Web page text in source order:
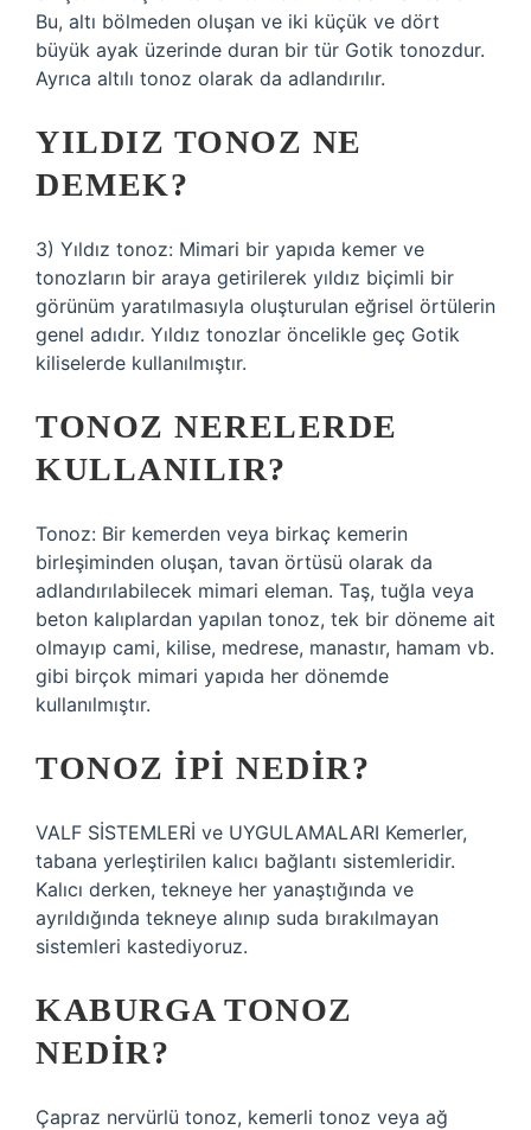
Bu, altı bölmeden oluşan ve iki küçük ve dört
büyük ayak üzerinde duran bir tür Gotik tonozdur.
Ayrıca altılı tonoz olarak da adlandırılır.
YILDIZ TONOZ NE
DEMEK?
3) Yıldız tonoz: Mimari bir yapıda kemer ve
tonozların bir araya getirilerek yıldız biçimli bir
görünüm yaratılmasıyla oluşturulan eğrisel örtülerin
genel adıdır. Yıldız tonozlar öncelikle geç Gotik
kiliselerde kullanılmıştır.
TONOZ NERELERDE
KULLANILIR?
Tonoz: Bir kemerden veya birkaç kemerin
birleşiminden oluşan, tavan örtüsü olarak da
adlandırılabilecek mimari eleman. Taş, tuğla veya
beton kalıplardan yapılan tonoz, tek bir döneme ait
olmayıp cami, kilise, medrese, manastır, hamam vb.
gibi birçok mimari yapıda her dönemde
kullanılmıştır.
TONOZ IPI NEDIR?
VALF SİSTEMLERİ ve UYGULAMALARI Kemerler,
tabana yerleştirilen kalıcı bağlantı sistemleridir.
Kalıcı derken, tekneye her yanaştığında ve
ayrıldığında tekneye alınıp suda bırakılmayan
sistemleri kastediyoruz.
KABURGA TONOZ
NEDIR?
Çapraz nervürlü tonoz, kemerli tonoz veya ağ